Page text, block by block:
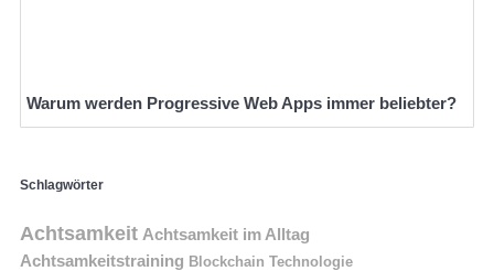
Warum werden Progressive Web Apps immer beliebter?
Schlagwörter
Achtsamkeit Achtsamkeit im Alltag
Achtsamkeitstraining Blockchain Technologie